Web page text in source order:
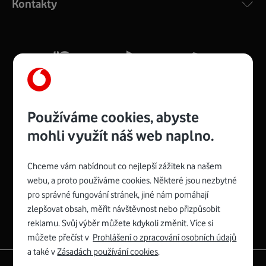
silný signál pro celou domácnost. Kompaktní rozměry 21
Více o COMPAL CH7465VF
Zyxel VMG8623-T50B:
Rozměry modemu jsou 16 x 22 x 7,5 cm (včetně stojánku)
a nabízí 4 gigabitové LAN porty a bezdrátové připojení Wi-
Fi ve verzích 802.11 b/g/n/ac pro frekvenci 2,4 GHz a
Spojte se s Vodafonem
Kontakty
Používáme cookies, abyste
mohli využít náš web naplno.
Chceme vám nabídnout co nejlepší zážitek na našem
webu, a proto používáme cookies. Některé jsou nezbytné
pro správné fungování stránek, jiné nám pomáhají
zlepšovat obsah, měřit návštěvnost nebo přizpůsobit
reklamu. Svůj výběr můžete kdykoli změnit. Více si
můžete přečíst v Prohlášení o zpracování osobních údajů
a také vZásadách používání cookies.